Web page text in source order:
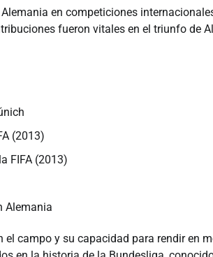
en competiciones
fueron vitales en el triunfo de
(2013)
FIFA (2013)
Alemania
campo y su capacidad para rendir en